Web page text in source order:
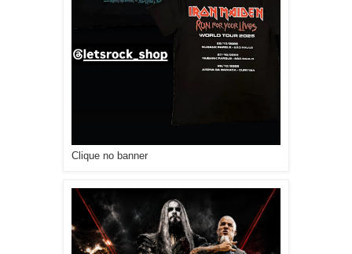
Clique no banner